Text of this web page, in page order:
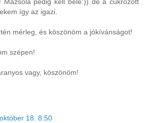
Mazsola pedig kell bele:)) de a cukrozott
így az igazi.
mérleg, és köszönöm a jókívánságot!
szépen!
vagy, köszönöm!
18. 8:50